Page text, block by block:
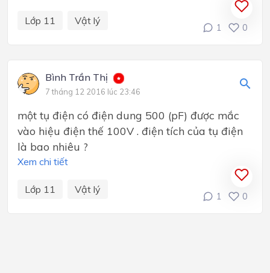
Lớp 11 Vật lý
1 0
Bình Trần Thị
7 tháng 12 2016 lúc 23:46
một tụ điện có điện dung 500 (pF) được mắc
vào hiệu điện thế 100V . điện tích của tụ điện
là bao nhiêu ?
Xem chi tiết
Lớp 11 Vật lý
1 0